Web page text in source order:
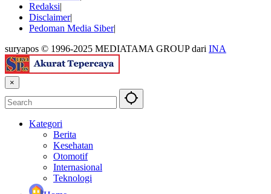
Redaksi
Disclaimer
Pedoman Media Siber
suryapos © 1996-2025 MEDIATAMA GROUP dari INA
×
Kategori
Berita
Kesehatan
Otomotif
Internasional
Teknologi